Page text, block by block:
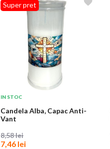
Super pret
IN STOC
Candela Alba, Capac Anti-
Vant
8,58 lei
7,46 lei